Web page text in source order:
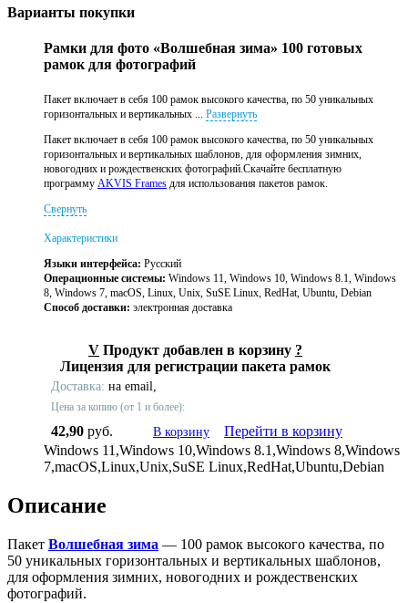
Варианты покупки
Рамки для фото «Волшебная зима» 100 готовых
рамок для фотографий
Пакет включает в себя 100 рамок высокого качества, по 50 уникальных
горизонтальных и вертикальных ... Развернуть
Пакет включает в себя 100 рамок высокого качества, по 50 уникальных
горизонтальных и вертикальных шаблонов, для оформления зимних,
новогодних и рождественских фотографий.Скачайте бесплатную
программу AKVIS Frames для использования пакетов рамок.
Свернуть
Характеристики
Языки интерфейса: Русский
Операционные системы: Windows 11, Windows 10, Windows 8.1, Windows
8, Windows 7, macOS, Linux, Unix, SuSE Linux, RedHat, Ubuntu, Debian
Способ доставки: электронная доставка
V Продукт добавлен в корзину ?
Лицензия для регистрации пакета рамок
Доставка: на email,
Цена за копию (от 1 и более):
42,90 руб. В корзину
Перейти в корзину
Windows 11,Windows 10,Windows 8.1,Windows 8,Windows
7,macOS,Linux,Unix,SuSE Linux,RedHat,Ubuntu,Debian
Описание
Пакет Волшебная зима — 100 рамок высокого качества, по
50 уникальных горизонтальных и вертикальных шаблонов,
для оформления зимних, новогодних и рождественских
фотографий.